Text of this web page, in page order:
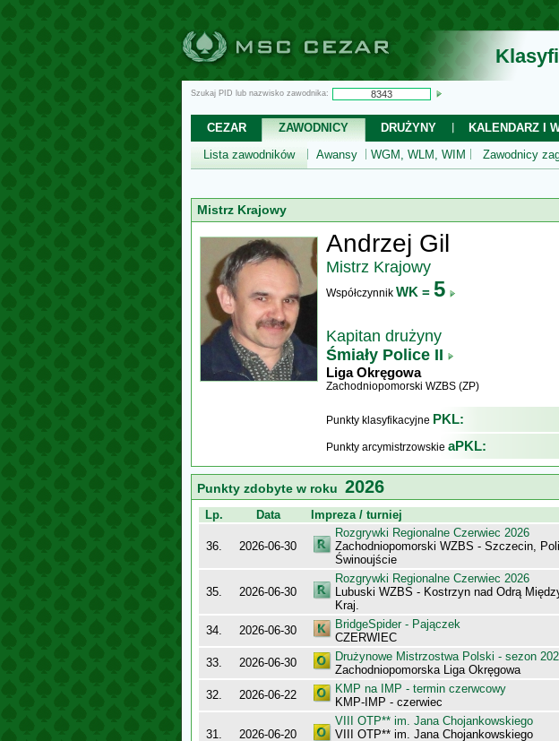
Szukaj PID lub nazwisko zawodnika:
CEZAR ZAWODNICY DRUŻYNY KALENDARZ I
Lista zawodników
Awansy WGM, WLM, WIM Zawodnicy
Mistrz Krajowy
Andrzej Gil
Mistrz Krajowy
Współczynnik WK = 5
Kapitan drużyny
Śmiały Police II
Liga Okręgowa
Zachodniopomorski WZBS (ZP)
Punkty klasyfikacyjne PKL:
Punkty arcymistrzowskie aPKL:
Punkty zdobyte w roku 2026
Lp. Data Impreza / turniej
36. 2026-06-30
Rozgrywki Regionalne Czerwiec 2026
Zachodniopomorski WZBS - Szczecin,
Świnoujście
35. 2026-06-30
Rozgrywki Regionalne Czerwiec 2026
Lubuski WZBS - Kostrzyn nad Odrą
Kraj.
34. 2026-06-30
BridgeSpider - Pajączek
CZERWIEC
33. 2026-06-30
Drużynowe Mistrzostwa Polski - sezon
Zachodniopomorska Liga Okręgowa
32. 2026-06-22
KMP na IMP - termin czerwcowy
KMP-IMP - czerwiec
31. 2026-06-20
VIII OTP** im. Jana Chojankowskiego
VIII OTP** im. Jana Chojankowskiego